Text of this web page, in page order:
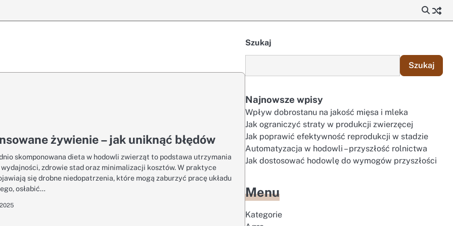
żywienie – jak uniknąć błędów
skomponowana dieta w hodowli zwierząt to podstawa utrzymania
zdrowie stad oraz minimalizacji kosztów. W praktyce
się drobne niedopatrzenia, które mogą zaburzyć pracę układu
osłabić…
Szukaj
Szukaj
Najnowsze wpisy
Wpływ dobrostanu na jakość mięsa i mleka
Jak ograniczyć straty w produkcji zwierzęcej
Jak poprawić efektywność reprodukcji w stadzie
Automatyzacja w hodowli – przyszłość rolnictwa
Jak dostosować hodowlę do wymogów przyszłości
Menu
Kategorie